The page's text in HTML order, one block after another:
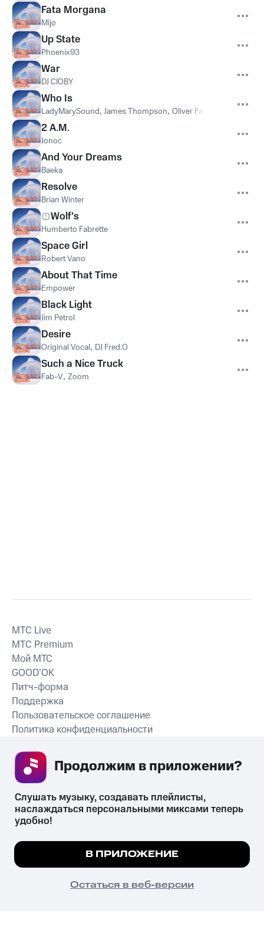
Fata Morgana
Mijo
Up State
Phoenix93
War
DJ CIOBY
Who Is
LadyMarySound, James Thompson, Oliver Fade
2 A.M.
Jonoc
And Your Dreams
Baeka
Resolve
Brian Winter
Wolf's
Humberto Fabrette
Space Girl
Robert Vano
About That Time
Empower
Black Light
Jim Petrol
Desire
Original Vocal, DJ Fred.O
Such a Nice Truck
Fab-V, Zoom
СКАЧАТЬ ПРИЛОЖЕНИЕ
MTС Live
MTС Premium
Мой МТС
GOOD’OK
Питч-форма
Поддержка
Пользовательское соглашение
Политика конфиденциальности
психотропных веществ, их аналогов причиняет вред здоровью,
их незаконный оборот запрещён и влечёт установленную
законодательством ответственность.
© 2026 ООО «КИОН».
Все права защищены
Мы используем куки, чтобы на сайте все
Подробнее
ПОНЯТНО
Слушать музыку, создавать плейлисты,
наслаждаться персональными миксами теперь
удобно!
В ПРИЛОЖЕНИЕ
Остаться в веб-версии